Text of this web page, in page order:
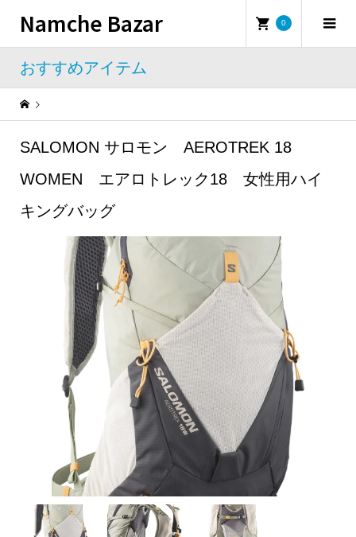
Namche Bazar 0
おすすめアイテム
SALOMON サロモン AEROTREK 18 WOMEN エアロトレック18 女性用ハイキングバッグ
SALOMON サロモン AEROTREK 18
WOMEN エアロトレック18 女性用ハイ
キングバッグ